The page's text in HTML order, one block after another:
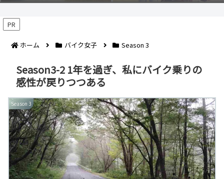
PR
ホーム バイク女子 Season 3
Season3-2 1年を過ぎ、私にバイク乗りの
感性が戻りつつある
Season 3